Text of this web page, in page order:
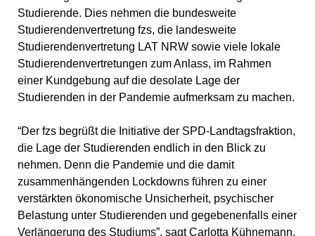
Studierende. Dies nehmen die bundesweite
Studierendenvertretung fzs, die landesweite
Studierendenvertretung LAT NRW sowie viele lokale
Studierendenvertretungen zum Anlass, im Rahmen
einer Kundgebung auf die desolate Lage der
Studierenden in der Pandemie aufmerksam zu machen.
“Der fzs begrüßt die Initiative der SPD-Landtagsfraktion,
die Lage der Studierenden endlich in den Blick zu
nehmen. Denn die Pandemie und die damit
zusammenhängenden Lockdowns führen zu einer
verstärkten ökonomische Unsicherheit, psychischer
Belastung unter Studierenden und gegebenenfalls einer
Verlängerung des Studiums”, sagt Carlotta Kühnemann,